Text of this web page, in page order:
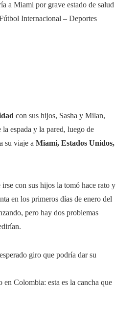
con sus hijos, Sasha y Milan,
la espada y la pared, luego de
su viaje a Miami, Estados Unidos,
con sus hijos la tomó hace rato y
en los primeros días de enero del
pero hay dos problemas
giro que podría dar su
en Colombia: esta es la cancha que